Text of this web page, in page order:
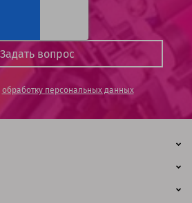
обработку персональных данных